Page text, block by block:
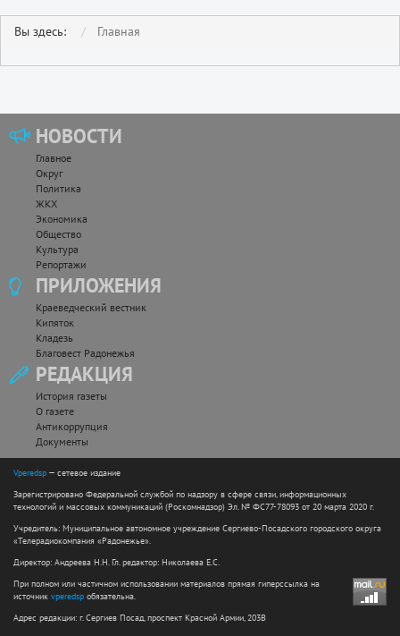
Вы здесь: Главная
НОВОСТИ
Главное
Округ
Политика
ЖКХ
Экономика
Общество
Культура
Репортажи
ПРИЛОЖЕНИЯ
Краеведческий вестник
Кипяток
Кладезь
Благовест Радонежья
РЕДАКЦИЯ
История газеты
О газете
Антикоррупция
Документы
Vperedsp — сетевое издание
Зарегистрировано Федеральной службой по надзору в сфере связи, информационных
технологий и массовых коммуникаций (Роскомнадзор) Эл. № ФС77-78093 от 20 марта 2020 г.
Учредитель: Муниципальное автономное учреждение Сергиево-Посадского городского округа
«Телерадиокомпания «Радонежье».
Директор: Андреева Н.Н. Гл. редактор: Николаева Е.С.
При полном или частичном использовании материалов прямая гиперссылка на
источник vperedsp обязательна.
Адрес редакции: г. Сергиев Посад, проспект Красной Армии, 203В